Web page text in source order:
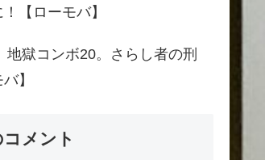
【ローモバ】
地獄コンボ20。さらし者の刑
】
メント